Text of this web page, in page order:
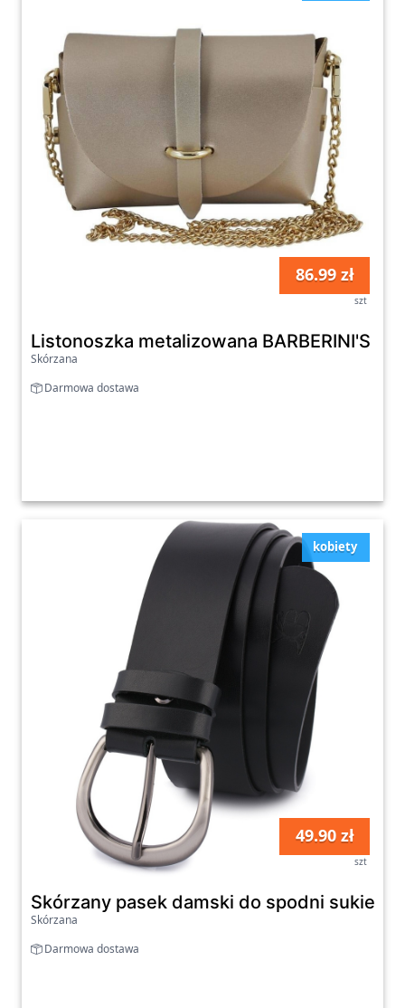
86.99 zł
szt
Listonoszka metalizowana BARBERINI'S
Skórzana
Darmowa dostawa
kobiety
49.90 zł
szt
Skórzany pasek damski do spodni
Skórzana
Darmowa dostawa